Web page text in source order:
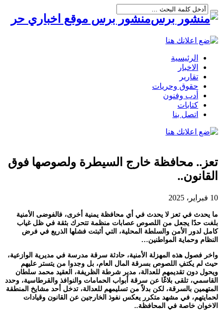
منشور برس موقع اخباري حر
الرئيسية
الاخبار
تقارير
حقوق وحريات
أدب وفنون
كتابات
اتصل بنا
تعز.. محافظة خارج السيطرة ولصوصها فوق
القانون..
10 فبراير، 2025
ما يحدث في تعز لا يحدث في أي محافظة يمنية أخرى، فالفوضى الأمنية
بلغت حدًا يجعل من اللصوص عصابات منظمة تتحرك بثقة في ظل غياب
كامل لدور الأمن والسلطة المحلية، التي أثبتت فشلها الذريع في فرض
النظام وحماية المواطنين…
واخر فصول هذه المهزلة الأمنية، حادثة سرقة مدرسة في مديرية الوازعية،
حيث لم يكتفِ اللصوص بسرقة المال العام، بل وجدوا من يتستر عليهم
ويحول دون تقديمهم للعدالة، مدير شرطة الظريفة، العقيد محمد سلطان
القاسمي، تلقى بلاغًا عن سرقة أبواب الحمامات والنوافذ والقرطاسية، وحدد
المتهمين بالسرقة، لكن بدلاً من تسليمهم للعدالة، تدخل أحد مشايخ المنطقة
لحمايتهم، في مشهد متكرر يعكس نفوذ الخارجين عن القانون وقيادات
الاخوان خاصة في المحافظة..